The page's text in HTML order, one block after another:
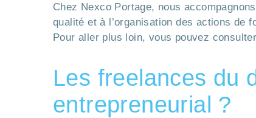
Chez Nexco Portage, nous
qualité et à l’organisation des actions de
Pour aller plus loin, vous pouvez
Les freelances du
entrepreneurial ?